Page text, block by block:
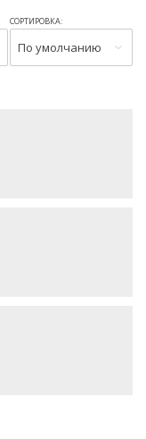
СОРТИРОВКА:
По умолчанию